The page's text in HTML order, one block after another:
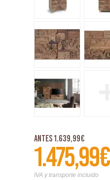
Antes 1.639,99€
1.475,99€
IVA y transporte incluido